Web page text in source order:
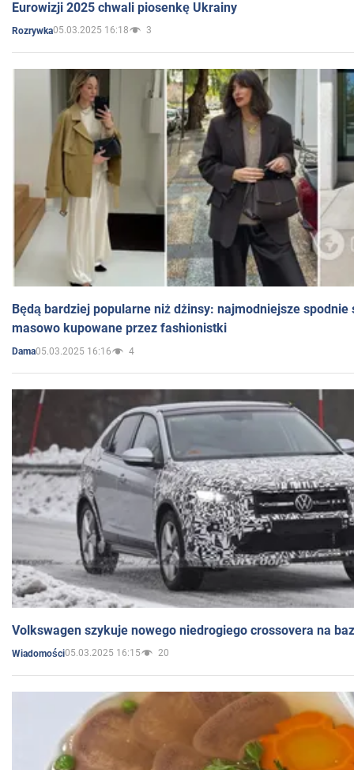
Eurowizji 2025 chwali piosenkę Ukrainy
Rozrywka05.03.2025 16:18 3
Będą bardziej popularne niż dżinsy: najmodniejsze spodnie
masowo kupowane przez fashionistki
Dama05.03.2025 16:16 4
Volkswagen szykuje nowego niedrogiego crossovera na
Wiadomości05.03.2025 16:15 20